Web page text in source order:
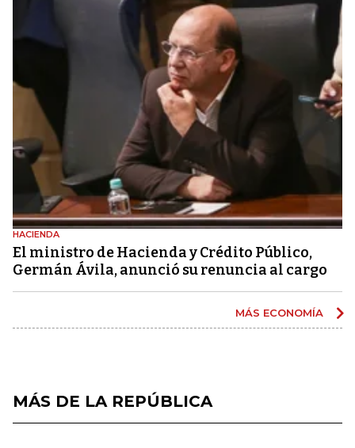
HACIENDA
El ministro de Hacienda y Crédito Público,
Germán Ávila, anunció su renuncia al cargo
MÁS ECONOMÍA
MÁS DE LA REPÚBLICA